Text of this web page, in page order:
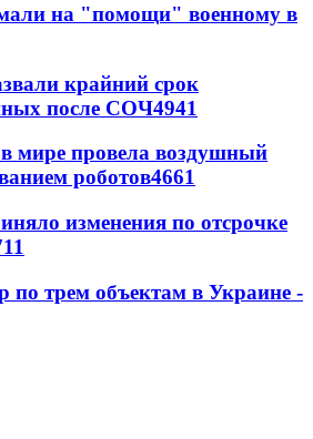
на "помощи" военному в
крайний срок
после СОЧ4941
мире провела воздушный
роботов4661
изменения по отсрочке
по трем объектам в Украине -